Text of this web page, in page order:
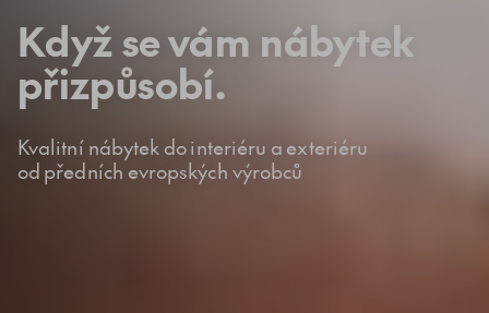
Když se vám nábytek
přizpůsobí.
Kvalitní nábytek do interiéru a exteriéru
od předních evropských výrobců